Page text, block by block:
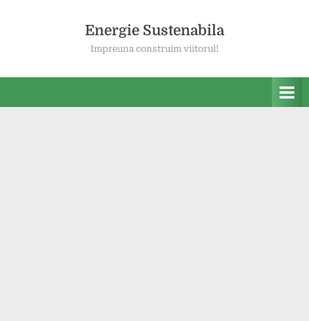
Energie Sustenabila
Impreuna construim viitorul!